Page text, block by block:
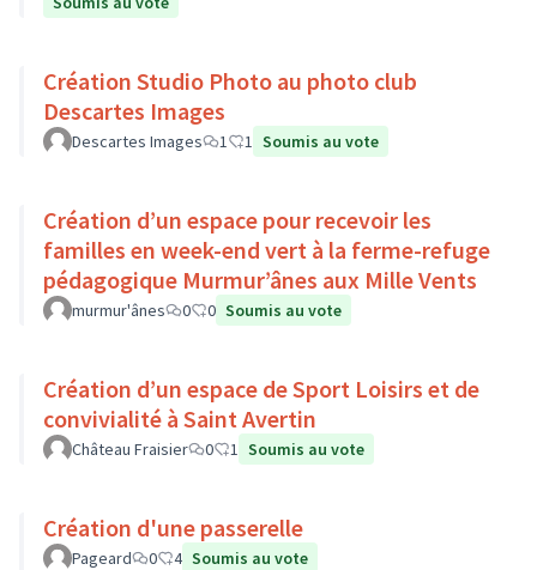
Création Studio Photo au photo club
Descartes Images
Descartes Images 1 1 Soumis au vote
Création d’un espace pour recevoir les
familles en week-end vert à la ferme-refuge
pédagogique Murmur’ânes aux Mille Vents
murmur'ânes 0 0 Soumis au vote
Création d’un espace de Sport Loisirs et de
convivialité à Saint Avertin
Château Fraisier 0 1 Soumis au vote
Création d'une passerelle
Pageard 0 4 Soumis au vote